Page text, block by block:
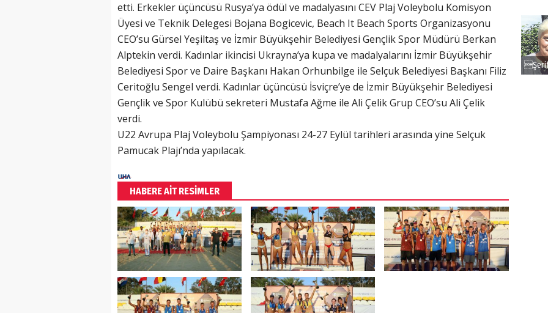
etti. Erkekler üçüncüsü Rusya’ya ödül ve madalyasını CEV Plaj Voleybolu Komisyon
Üyesi ve Teknik Delegesi Bojana Bogicevic, Beach It Beach Sports Organizasyonu
CEO’su Gürsel Yeşiltaş ve İzmir Büyükşehir Belediyesi Gençlik Spor Müdürü Berkan
Alptekin verdi. Kadınlar ikincisi Ukrayna’ya kupa ve madalyalarını İzmir Büyükşehir
Belediyesi Spor ve Daire Başkanı Hakan Orhunbilge ile Selçuk Belediyesi Başkanı Filiz
Ceritoğlu Sengel verdi. Kadınlar üçüncüsü İsviçre’ye de İzmir Büyükşehir Belediyesi
Gençlik ve Spor Kulübü sekreteri Mustafa Ağme ile Ali Çelik Grup CEO’su Ali Çelik
verdi.
U22 Avrupa Plaj Voleybolu Şampiyonası 24-27 Eylül tarihleri arasında yine Selçuk
Pamucak Plajı’nda yapılacak.
HABERE AİT RESİMLER